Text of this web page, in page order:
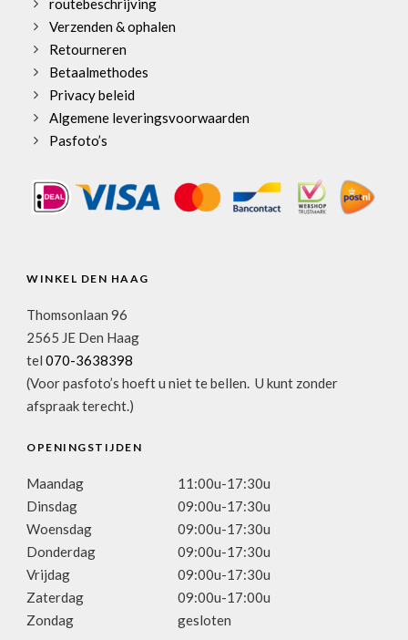
routebeschrijving
Verzenden & ophalen
Retourneren
Betaalmethodes
Privacy beleid
Algemene leveringsvoorwaarden
Pasfoto’s
WINKEL DEN HAAG
Thomsonlaan 96
2565 JE Den Haag
tel 070-3638398
(Voor pasfoto’s hoeft u niet te bellen. U kunt zonder
afspraak terecht.)
OPENINGSTIJDEN
Maandag
11:00u-17:30u
Dinsdag
09:00u-17:30u
Woensdag
09:00u-17:30u
Donderdag
09:00u-17:30u
Vrijdag
09:00u-17:30u
Zaterdag
09:00u-17:00u
Zondag
gesloten